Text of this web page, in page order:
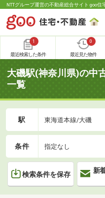
NTTグループ運営の不動産総合サイト goo住
1
最近検索した条件
0
最近見た物件
大磯駅(神奈川県)の中
一覧
駅 東海道本線/大磯
条件 指定なし
検索条件を保存
新